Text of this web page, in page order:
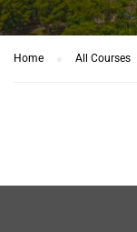
Home All Courses